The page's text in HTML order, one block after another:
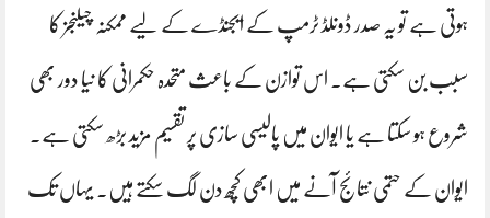
ہوتی ہے تو یہ صدر ڈونلڈ ٹرمپ کے ایجنڈے کے لیے ممکنہ چیلنجز کا
سبب بن سکتی ہے۔ اس توازن کے باعث متحدہ حکمرانی کا نیا دور بھی
شروع ہو سکتا ہے یا ایوان میں پالیسی سازی پر تقسیم مزید بڑھ سکتی ہے۔
ایوان کے حتمی نتائج آنے میں ابھی کچھ دن لگ سکتے ہیں۔ یہاں تک